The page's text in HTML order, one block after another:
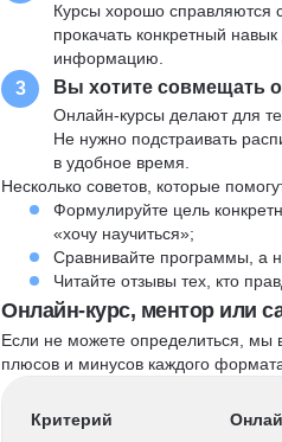
Курсы хорошо справляются
прокачать конкретный
информацию.
3 Вы хотите совмещать
Онлайн-курсы делают для
Не нужно подстраивать
в удобное время.
Несколько советов, которые
Формулируйте цель
«хочу научиться»;
Сравнивайте программы, а
Читайте отзывы тех, кто
Онлайн-курс, ментор или
Если не можете определиться, мы
плюсов и минусов каждого
Критерий